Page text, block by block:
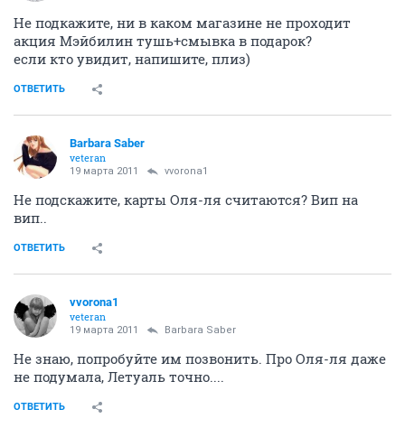
Не подкажите, ни в каком магазине не проходит
акция Мэйбилин тушь+смывка в подарок?
если кто увидит, напишите, плиз)
ОТВЕТИТЬ
Barbara Saber
veteran
19 марта 2011 vvorona1
Не подскажите, карты Оля-ля считаются? Вип на
вип..
ОТВЕТИТЬ
vvorona1
veteran
19 марта 2011 Barbara Saber
Не знаю, попробуйте им позвонить. Про Оля-ля даже
не подумала, Летуаль точно....
ОТВЕТИТЬ